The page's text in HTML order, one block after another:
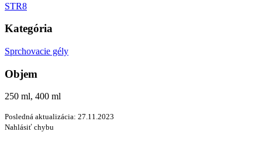
STR8
Kategória
Sprchovacie gély
Objem
250 ml, 400 ml
Posledná aktualizácia: 27.11.2023
Nahlásiť chybu